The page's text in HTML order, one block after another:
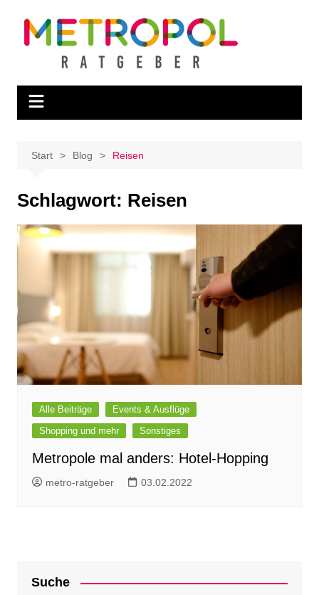
Inhalt
springen
Start Blog Reisen
Schlagwort: Reisen
Alle Beiträge
Events & Ausflüge
Shopping und mehr
Sonstiges
Metropole mal anders: Hotel-Hopping
metro-ratgeber 03.02.2022
Suche